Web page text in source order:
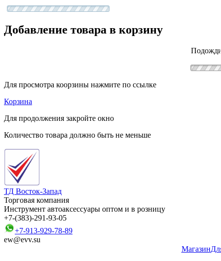
Добавление товара в корзину
Для просмотра коорзины нажмите по ссылке
Корзина
Для продолжения закройте окно
Количество товара должно быть не меньше
ТД Восток-Запад
Торговая компания
Инструмент автоаксессуары оптом и в розницу
+7-(383)-291-93-05
+7-913-929-78-89
ew@evv.su
Магазин